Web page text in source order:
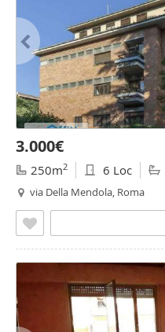
3.000€
250m2 6 Loc
via Della Mendola, Roma